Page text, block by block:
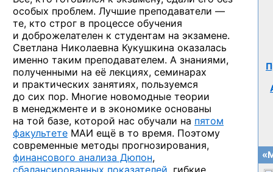
особых проблем. Лучшие преподаватели —
те, кто строг в процессе обучения
и доброжелателен к студентам на экзамене.
Светлана Николаевна Кукушкина оказалась
именно таким преподавателем. А знаниями,
полученными на её лекциях, семинарах
и практических занятиях, пользуемся
до сих пор. Многие новомодные теории
в менеджменте и в экономике основаны
на той базе, которой нас обучали на пятом
факультете МАИ ещё в то время. Поэтому
современные методы прогнозирования,
финансового анализа Дюпон,
сбалансированных показателей, гибкие